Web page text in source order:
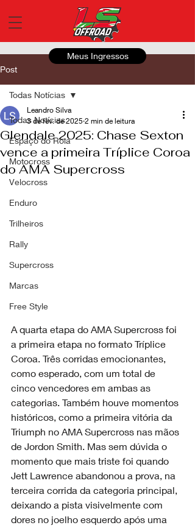
Meus Ingressos
Post
Todas Notícias
Espaço do Roia
Motocross
Velocross
Enduro
Trilheiros
Rally
Supercross
Marcas
Free Style
Todas Notícias
Glendale 2025: Chase Sexton
vence a primeira Tríplice Coroa
do AMA Supercross
Leandro Silva
3 de fev. de 2025 2 min de leitura
A quarta etapa do AMA Supercross foi
a primeira etapa no formato Tríplice
Coroa. Três corridas emocionantes,
como esperado, com um total de
cinco vencedores em ambas as
categorias. Também houve momentos
históricos, como a primeira vitória da
Triumph no AMA Supercross nas mãos
de Jordon Smith. Mas sem dúvida o
momento que mais triste foi quando
Jett Lawrence abandonou a prova, na
terceira corrida da categoria principal,
deixando a pista visivelmente com
dores no joelho esquerdo após uma